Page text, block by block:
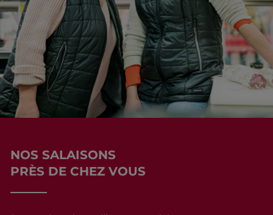
NOS SALAISONS
PRÈS DE CHEZ VOUS